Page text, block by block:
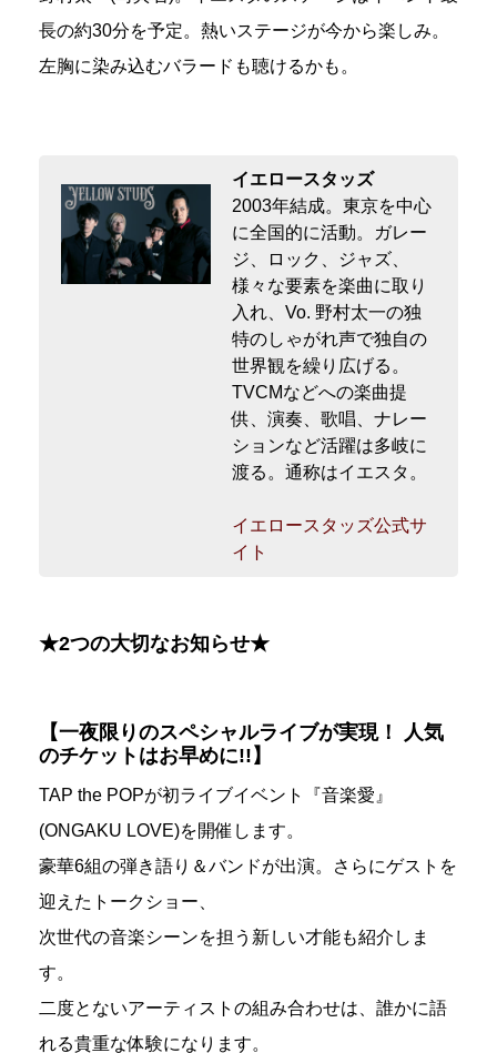
長の約30分を予定。熱いステージが今から楽しみ。
左胸に染み込むバラードも聴けるかも。
イエロースタッズ
2003年結成。東京を中心
に全国的に活動。ガレー
ジ、ロック、ジャズ、
様々な要素を楽曲に取り
入れ、Vo. 野村太一の独
特のしゃがれ声で独自の
世界観を繰り広げる。
TVCMなどへの楽曲提
供、演奏、歌唱、ナレー
ションなど活躍は多岐に
渡る。通称はイエスタ。
イエロースタッズ公式サ
イト
★2つの大切なお知らせ★
【一夜限りのスペシャルライブが実現！ 人気
のチケットはお早めに!!】
TAP the POPが初ライブイベント『音楽愛』
(ONGAKU LOVE)を開催します。
豪華6組の弾き語り＆バンドが出演。さらにゲストを
迎えたトークショー、
次世代の音楽シーンを担う新しい才能も紹介しま
す。
二度とないアーティストの組み合わせは、誰かに語
れる貴重な体験になります。